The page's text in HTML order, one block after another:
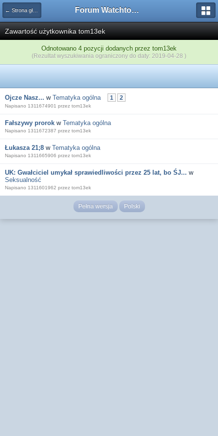
← Strona główna Forum Watchtower
Zawartość użytkownika tom13ek
Odnotowano 4 pozycji dodanych przez tom13ek
(Rezultat wyszukiwania ograniczony do daty: 2019-04-28 )
Ojcze Nasz... w Tematyka ogólna 1 2
Napisano 1311674901 przez tom13ek
Fałszywy prorok w Tematyka ogólna
Napisano 1311672387 przez tom13ek
Łukasza 21;8 w Tematyka ogólna
Napisano 1311665906 przez tom13ek
UK: Gwałciciel umykał sprawiedliwości przez 25 lat, bo ŚJ... w
Seksualność
Napisano 1311601962 przez tom13ek
Pełna wersja Polski